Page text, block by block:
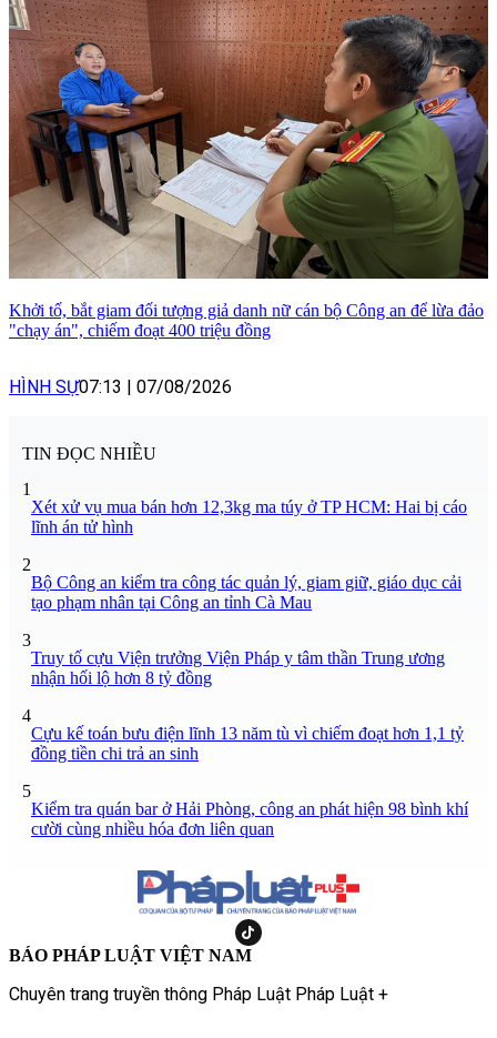
Khởi tố, bắt giam đối tượng giả danh nữ cán bộ Công an để lừa đảo
"chạy án", chiếm đoạt 400 triệu đồng
HÌNH SỰ07:13 | 07/08/2026
TIN ĐỌC NHIỀU
1
Xét xử vụ mua bán hơn 12,3kg ma túy ở TP HCM: Hai bị cáo
lĩnh án tử hình
2
Bộ Công an kiểm tra công tác quản lý, giam giữ, giáo dục cải
tạo phạm nhân tại Công an tỉnh Cà Mau
3
Truy tố cựu Viện trưởng Viện Pháp y tâm thần Trung ương
nhận hối lộ hơn 8 tỷ đồng
4
Cựu kế toán bưu điện lĩnh 13 năm tù vì chiếm đoạt hơn 1,1 tỷ
đồng tiền chi trả an sinh
5
Kiểm tra quán bar ở Hải Phòng, công an phát hiện 98 bình khí
cười cùng nhiều hóa đơn liên quan
BÁO PHÁP LUẬT VIỆT NAM
Chuyên trang truyền thông Pháp Luật Pháp Luật +